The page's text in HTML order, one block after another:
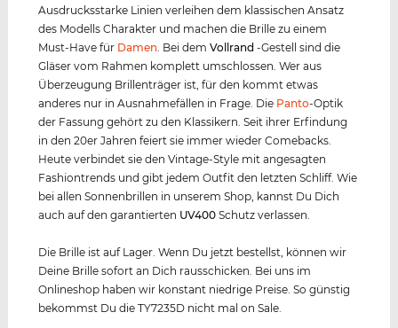
Ausdrucksstarke Linien verleihen dem klassischen Ansatz
des Modells Charakter und machen die Brille zu einem
Must-Have für Damen . Bei demVollrand -Gestell sind die
Gläser vom Rahmen komplett umschlossen. Wer aus
Überzeugung Brillenträger ist, für den kommt etwas
anderes nur in Ausnahmefällen in Frage. Die Panto-Optik
der Fassung gehört zu den Klassikern. Seit ihrer Erfindung
in den 20er Jahren feiert sie immer wieder Comebacks.
Heute verbindet sie den Vintage-Style mit angesagten
Fashiontrends und gibt jedem Outfit den letzten Schliff. Wie
bei allen Sonnenbrillen in unserem Shop, kannst Du Dich
auch auf den garantierten UV400 Schutz verlassen.
Die Brille ist auf Lager. Wenn Du jetzt bestellst, können wir
Deine Brille sofort an Dich rausschicken. Bei uns im
Onlineshop haben wir konstant niedrige Preise. So günstig
bekommst Du die TY7235D nicht mal on Sale.